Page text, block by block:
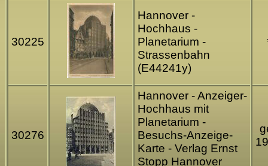
30225
Hannover -
Hochhaus -
Planetarium -
Strassenbahn
(E44241y)
30276
Hannover - Anzeiger-
Hochhaus mit
Planetarium -
Besuchs-Anzeige-
Karte - Verlag Ernst
Stopp Hannover